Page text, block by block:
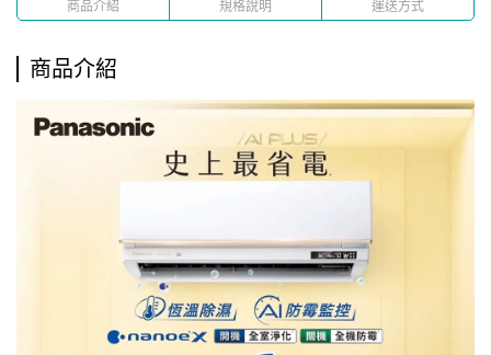
商品介紹 規格說明 運送方式
商品介紹